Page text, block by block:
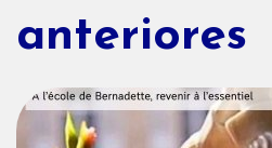
anteriores